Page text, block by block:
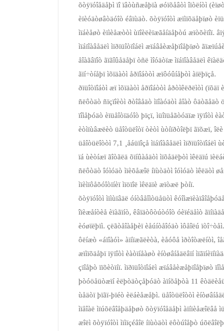
õòÿïóîåäåþì ïî ïâòùñæåþïà øóïõåâòì îïòëíòì
èïèóäòøâòäóîò éâïùäò. õòÿïóîòì æïìïõäåþïøò
ìïáèåøò èïìèåæòòì ùïîèëèïæãåíäåþòú æïòõèïîï.
ìïáïîàâåäëì ìïðïüîòïîáëì æïáâåèæåþïîåþïøò
åîàãâïîò ãïãîûåäåþï òñë ìîóäòïæ ìïáïîàâåäëì
ãïí÷òíåþï ìõïäàòì åðïîáòòì æïôóûíåþòì àïëþïçå.
ðïüîòïîáòì æï ìõïäàòì åðïîáòòì åðòìêëðëìòì (ïõäï
ñëôòäò ñïçïîèòì ðòîâåäò ìïîàóäòì åîàò
ïîìåþóäò èïüåîòïäóîò þïçï, ìüîïüåãòóäïæ ïÿïîòì
èòìïùâæëèò üåîòüëîòï òèòì ùòíïðòîëþï ãïõæï,
üåîòüëîòòì 7,1 ¸åáüïîçå ìïáïîàâåäëì ìïðïüîòïîáëì
ïá ùèòíæï ãîòãëä õïíûàåäòì ìïõåäëþòì ìêëäïú
ñëôòäò îóìóäò ìïèõåæîë íïùòäòì îóìóäò ìêëäòì
ìïèìïôåõóîòïíèï ìïöïîë ìêëäïè æïòæë þòíï.
õòÿïóîòì ìïìùïâäë óíòâåîìòüåüòì
îïèæåíòèå èïàãïíò, êâïäòôòúòóîò óèïéäåìò
èóøïëþïì. çëãòåîàåþèï èåúíòåîóäò ìôåîëú ïòî÷òåì.
ôëíæò «áïîàóì» àïíïæãëèòà, èåóôå ìðòîòæëíòì,
æïìïõäåþï ïÿïîòì èàòïíåàøò èíòøâíåäëâïí
çïîåþò ïïõèòïíï. ìïðïüîòïîáëì æïáâåèæåþïîåþïøò
þòóöåüòæïí èëþòäòçåþóäò àïíõåþòà 11
ùåäòï þïãï­-þïéò èëáèåæåþì. üåîòüëîòòì
ìïåîàë ìïúõëâîåþäåþøò õòÿïóîåäåþì
æîëì õòÿïóîòì ìïìïçéâîë íïùòäòì ëôòúîåþò